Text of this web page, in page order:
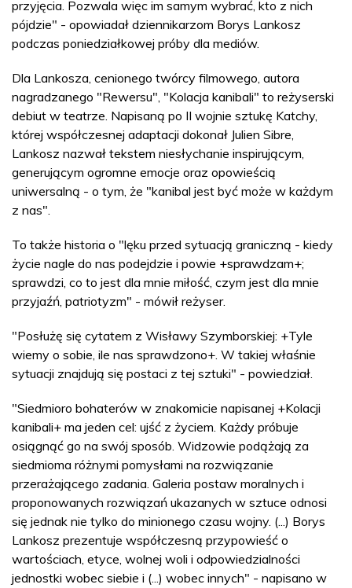
przyjęcia. Pozwala więc im samym wybrać, kto z nich
pójdzie" - opowiadał dziennikarzom Borys Lankosz
podczas poniedziałkowej próby dla mediów.
Dla Lankosza, cenionego twórcy filmowego, autora
nagradzanego "Rewersu", "Kolacja kanibali" to reżyserski
debiut w teatrze. Napisaną po II wojnie sztukę Katchy,
której współczesnej adaptacji dokonał Julien Sibre,
Lankosz nazwał tekstem niesłychanie inspirującym,
generującym ogromne emocje oraz opowieścią
uniwersalną - o tym, że "kanibal jest być może w każdym
z nas".
To także historia o "lęku przed sytuacją graniczną - kiedy
życie nagle do nas podejdzie i powie +sprawdzam+;
sprawdzi, co to jest dla mnie miłość, czym jest dla mnie
przyjaźń, patriotyzm" - mówił reżyser.
"Posłużę się cytatem z Wisławy Szymborskiej: +Tyle
wiemy o sobie, ile nas sprawdzono+. W takiej właśnie
sytuacji znajdują się postaci z tej sztuki" - powiedział.
"Siedmioro bohaterów w znakomicie napisanej +Kolacji
kanibali+ ma jeden cel: ujść z życiem. Każdy próbuje
osiągnąć go na swój sposób. Widzowie podążają za
siedmioma różnymi pomysłami na rozwiązanie
przerażającego zadania. Galeria postaw moralnych i
proponowanych rozwiązań ukazanych w sztuce odnosi
się jednak nie tylko do minionego czasu wojny. (...) Borys
Lankosz prezentuje współczesną przypowieść o
wartościach, etyce, wolnej woli i odpowiedzialności
jednostki wobec siebie i (...) wobec innych" - napisano w